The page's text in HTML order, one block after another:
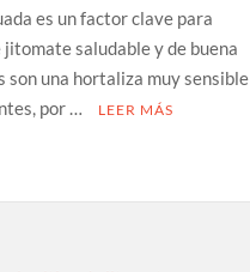
es un factor clave para
saludable y de buena
son una hortaliza muy sensible
por …
LEER MÁS